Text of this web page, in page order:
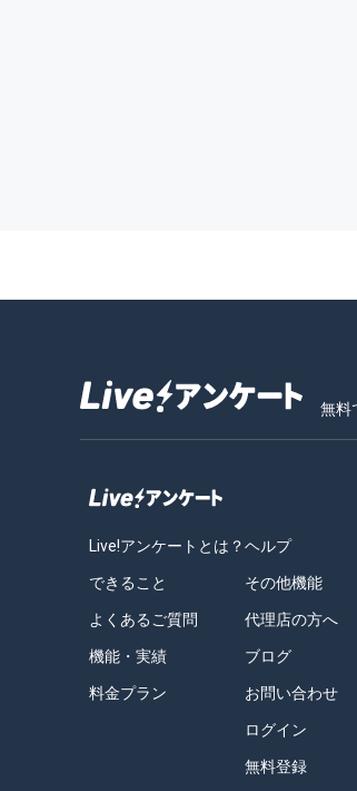
無料
Live!アンケートとは？
できること
よくあるご質問
機能・実績
料金プラン
ヘルプ
その他機能
代理店の方へ
ブログ
お問い合わせ
ログイン
無料登録